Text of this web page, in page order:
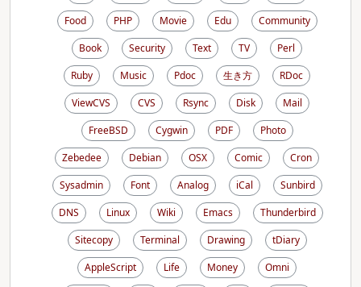
Food PHP Movie Edu
Community
Book
Security Text TV
Perl
Ruby
Music Pdoc 生き方
RDoc
ViewCVS
CVS Rsync Disk
Mail
FreeBSD
Cygwin PDF
Photo
Zebedee
Debian OSX Comic
Cron
Sysadmin
Font Analog iCal
Sunbird
DNS
Linux Wiki Emacs
Thunderbird
Sitecopy
Terminal Drawing
tDiary
AppleScript
Life Money
Omni